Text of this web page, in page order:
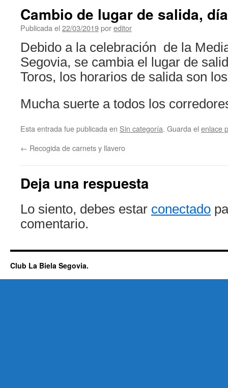
Cambio de lugar de salida,
Publicada el 22/03/2019poreditor
Debido a la celebración de la
Segovia, se cambia el lugar de
Toros, los horarios de salida son
Mucha suerte a todos los
Esta entrada fue publicada en Sin categoría. Guarda el enlace
← Recogida de carnets y llavero
Deja una respuesta
Lo siento, debes estar conectado
comentario.
Club La Biela Segovia.